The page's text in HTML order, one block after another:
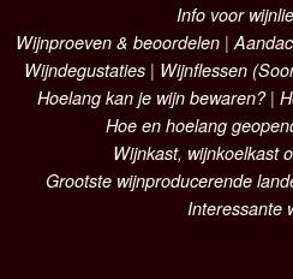
Info voor
Wijnproeven & beoordelen |
Wijndegustaties | Wijnflessen
Hoelang kan je wijn bewaren?|
Hoe en hoelang
Wijnkast, wijnkoelkast
Grootste wijnproducerende
Interessante